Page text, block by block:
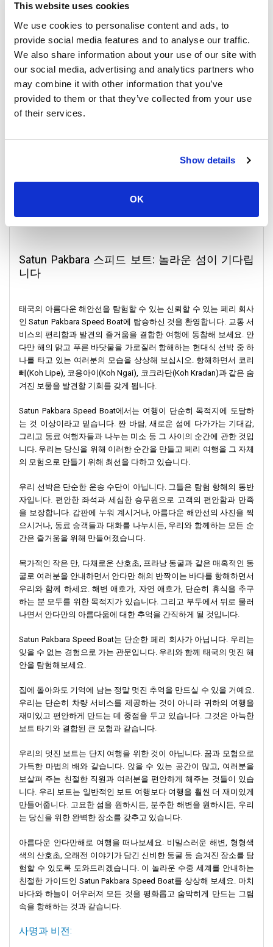
This website uses cookies
We use cookies to personalise content and ads, to
provide social media features and to analyse our traffic.
We also share information about your use of our site with
our social media, advertising and analytics partners who
may combine it with other information that you’ve
provided to them or that they’ve collected from your use
of their services.
Show details
OK
그 과정에서 잊지 못할 아름다움과 순간을 발견하게 될 것입니다. 섬
지금 섬 모험을 시작하세요. 오랫동안 기억에 남을 여행의 시작입니
다.
Satun Pakbara 스피드 보트: 놀라운 섬이 기다립
니다
태국의 아름다운 해안선을 탐험할 수 있는 신뢰할 수 있는 페리 회사
인 Satun Pakbara Speed ​​Boat에 탑승하신 것을 환영합니다. 교통 서
비스의 편리함과 발견의 즐거움을 결합한 여행에 동참해 보세요. 안
다만 해의 맑고 푸른 바닷물을 가로질러 항해하는 현대식 선박 중 하
나를 타고 있는 여러분의 모습을 상상해 보십시오. 항해하면서 코리
뻬(Koh Lipe), 코응아이(Koh Ngai), 코크라단(Koh Kradan)과 같은 숨
겨진 보물을 발견할 기회를 갖게 됩니다.
Satun Pakbara Speed ​​Boat에서는 여행이 단순히 목적지에 도달하
는 것 이상이라고 믿습니다. 짠 바람, 새로운 섬에 다가가는 기대감,
그리고 동료 여행자들과 나누는 미소 등 그 사이의 순간에 관한 것입
니다. 우리는 당신을 위해 이러한 순간을 만들고 페리 여행을 그 자체
의 모험으로 만들기 위해 최선을 다하고 있습니다.
우리 선박은 단순한 운송 수단이 아닙니다. 그들은 탐험 항해의 동반
자입니다. 편안한 좌석과 세심한 승무원으로 고객의 편안함과 만족
을 보장합니다. 갑판에 누워 계시거나, 아름다운 해안선의 사진을 찍
으시거나, 동료 승객들과 대화를 나누시든, 우리와 함께하는 모든 순
간은 즐거움을 위해 만들어졌습니다.
목가적인 작은 만, 다채로운 산호초, 프라낭 동굴과 같은 매혹적인 동
굴로 여러분을 안내하면서 안다만 해의 반짝이는 바다를 항해하면서
우리와 함께 하세요. 해변 애호가, 자연 애호가, 단순히 휴식을 추구
하는 분 모두를 위한 목적지가 있습니다. 그리고 부두에서 뒤로 물러
나면서 안다만의 아름다움에 대한 추억을 간직하게 될 것입니다.
Satun Pakbara Speed ​​Boat는 단순한 페리 회사가 아닙니다. 우리는
잊을 수 없는 경험으로 가는 관문입니다. 우리와 함께 태국의 멋진 해
안을 탐험해보세요.
집에 돌아와도 기억에 남는 정말 멋진 추억을 만드실 수 있을 거예요.
우리는 단순히 차량 서비스를 제공하는 것이 아니라 귀하의 여행을
재미있고 편안하게 만드는 데 중점을 두고 있습니다. 그것은 아늑한
보트 타기와 결합된 큰 모험과 같습니다.
우리의 멋진 보트는 단지 여행을 위한 것이 아닙니다. 꿈과 모험으로
가득한 마법의 배와 같습니다. 앉을 수 있는 공간이 많고, 여러분을
보살펴 주는 친절한 직원과 여러분을 편안하게 해주는 것들이 있습
니다. 우리 보트는 일반적인 보트 여행보다 여행을 훨씬 더 재미있게
만들어줍니다. 고요한 섬을 원하시든, 분주한 해변을 원하시든, 우리
는 당신을 위한 완벽한 장소를 갖추고 있습니다.
아름다운 안다만해로 여행을 떠나보세요. 비밀스러운 해변, 형형색
색의 산호초, 오래전 이야기가 담긴 신비한 동굴 등 숨겨진 장소를 탐
험할 수 있도록 도와드리겠습니다. 이 놀라운 수중 세계를 안내하는
친절한 가이드인 Satun Pakbara Speed ​​Boat를 상상해 보세요. 마치
바다와 하늘이 어우러져 모든 것을 평화롭고 숨막히게 만드는 그림
속을 항해하는 것과 같습니다.
사명과 비전: